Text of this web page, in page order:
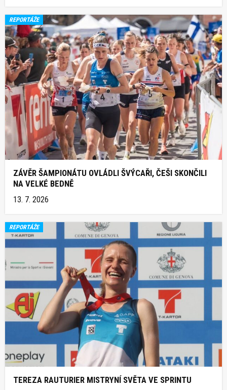
REPORTÁŽE
ZÁVĚR ŠAMPIONÁTU OVLÁDLI ŠVÝCAŘI, ČEŠI SKONČILI
NA VELKÉ BEDNĚ
13. 7. 2026
REPORTÁŽE
TEREZA RAUTURIER MISTRYNÍ SVĚTA VE SPRINTU